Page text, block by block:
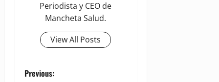
Periodista y CEO de
Mancheta Salud.
View All Posts
P
Previous: